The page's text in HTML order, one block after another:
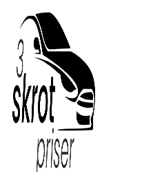
content